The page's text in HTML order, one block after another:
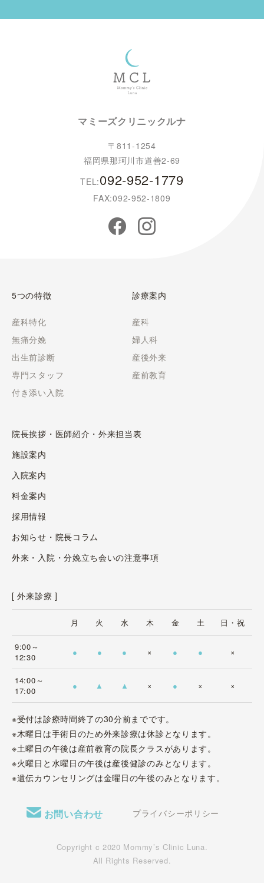
マミーズクリニックルナ
〒811-1254
福岡県那珂川市道善2-69
TEL:092-952-1779
FAX:092-952-1809
5つの特徴
産科特化
無痛分娩
出生前診断
専門スタッフ
付き添い入院
診療案内
産科
婦人科
産後外来
産前教育
院長挨拶・医師紹介・外来担当表
施設案内
入院案内
料金案内
採用情報
お知らせ・院長コラム
外来・入院・分娩立ち会いの注意事項
[ 外来診療 ]
月 火 水 木 金 土 日・祝
9:00～
12:30
● ● ● × ● ● ×
14:00～
17:00
● ▲ ▲ × ● × ×
※受付は診療時間終了の30分前までです。
※木曜日は手術日のため外来診療は休診となります。
※土曜日の午後は産前教育の院長クラスがあります。
※火曜日と水曜日の午後は産後健診のみとなります。
※遺伝カウンセリングは金曜日の午後のみとなります。
お問い合わせ プライバシーポリシー
Copyright c 2020 Mommy’s Clinic Luna.
All Rights Reserved.